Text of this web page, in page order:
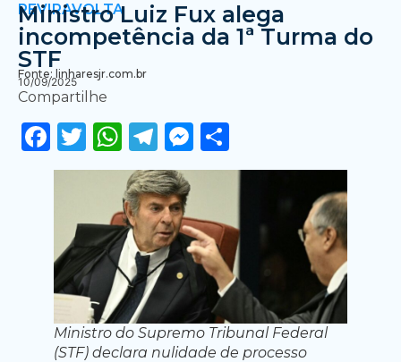
REVIRAVOLTA
Ministro Luiz Fux alega
incompetência da 1ª Turma do
STF
Fonte: linharesjr.com.br
10/09/2025
Compartilhe
Facebook
Twitter
WhatsApp
Telegram
Messenger
Ministro do Supremo Tribunal Federal
(STF) declara nulidade de processo